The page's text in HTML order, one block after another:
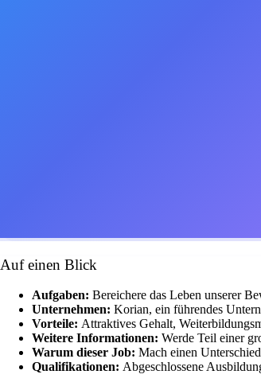
Auf einen Blick
Aufgaben: Bereichere das Leben unserer
Unternehmen: Korian, ein führendes
Vorteile: Attraktives Gehalt,
Weitere Informationen: Werde Teil einer
Warum dieser Job: Mach einen
Qualifikationen: Abgeschlossene